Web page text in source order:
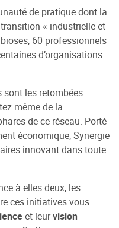
de pratique dont la
« industrielle et
60 professionnels
d’organisations
sont les retombées
même de la
de ce réseau. Porté
économique, Synergie
innovant dans toute
à elles deux, les
ces initiatives vous
et leurvision